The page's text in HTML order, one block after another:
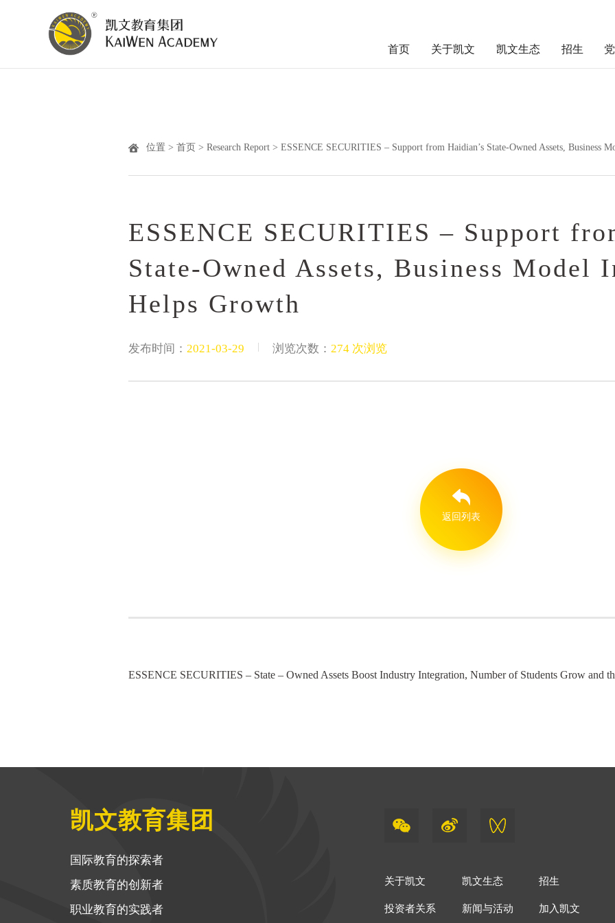
首页 关于凯文 凯文生态 招生
位置 > 首页 > Research Report > ESSENCE SECURITIES – Support from Haidian’s State-Owned Assets, Business
ESSENCE SECURITIES – Support
State-Owned Assets, Business Model
Helps Growth
发布时间： 2021-03-29 浏览次数： 274 次浏览
返回列表
凯文教育集团
国际教育的探索者
素质教育的创新者
职业教育的实践者
关于凯文 凯文生态 招生
投资者关系 新闻与活动 加入凯文